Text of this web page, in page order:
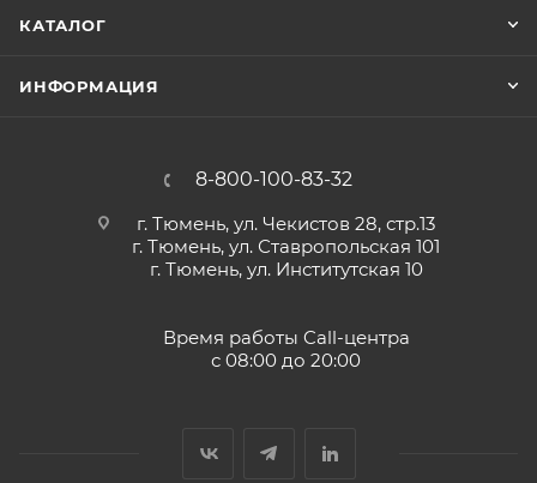
КАТАЛОГ
ИНФОРМАЦИЯ
8-800-100-83-32
г. Тюмень, ул. Чекистов 28, стр.13
г. Тюмень, ул. Ставропольская 101
г. Тюмень, ул. Институтская 10
Время работы Call-центра
с 08:00 до 20:00